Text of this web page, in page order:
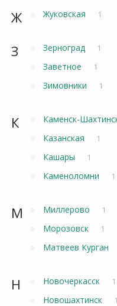
Ж Жуковская 1
З Зерноград 1
Заветное 1
Зимовники 1
К Каменск-
Казанская 1
Кашары 1
Каменоломни 1
М Миллерово 1
Морозовск 1
Матвеев Курган
Н Новочеркасск 1
Новошахтинск 1